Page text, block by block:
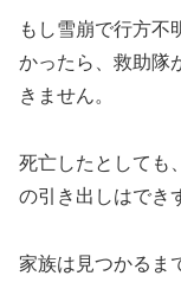
もし雪崩で行方不
かったら、救助隊
きません。
死亡したとしても
の引き出しはでき
家族は見つかるま